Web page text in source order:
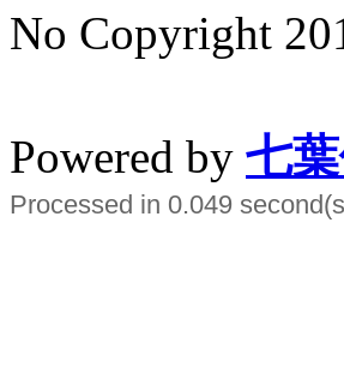
No Copyright
Powered by 七
Processed in 0.049